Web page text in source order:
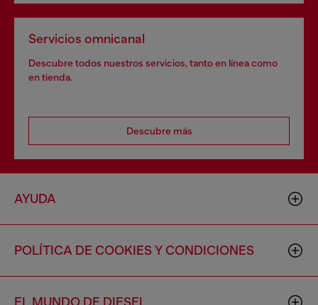
Servicios omnicanal
Descubre todos nuestros servicios, tanto en línea como
en tienda.
Descubre más
AYUDA
POLÍTICA DE COOKIES Y CONDICIONES
EL MUNDO DE DIESEL